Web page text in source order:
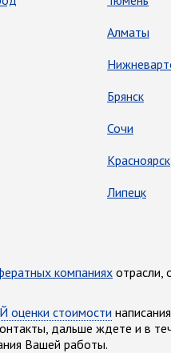
Алматы
Брянск
Сочи
Красноярск
Липецк
компанияхотрасли,
стоимости
дальше ждете и в
Вашей работы.